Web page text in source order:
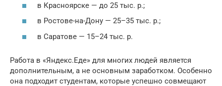
в Красноярске — до 25 тыс. р.;
в Ростове-на-Дону — 25–35 тыс. р.;
в Саратове — 15–24 тыс. р.
Работа в «Яндекс.Еде» для многих людей является
дополнительным, а не основным заработком. Особенно
она подходит студентам, которые успешно совмещают